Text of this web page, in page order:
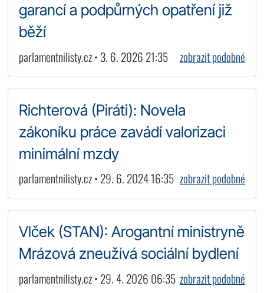
garancí a podpůrných opatření již
běží
parlamentnilisty.cz • 3. 6. 2026 21:35 zobrazit podobné
Richterová (Piráti): Novela
zákoníku práce zavádí valorizaci
minimální mzdy
parlamentnilisty.cz • 29. 6. 2024 16:35 zobrazit podobné
Vlček (STAN): Arogantní ministryně
Mrázová zneužívá sociální bydlení
parlamentnilisty.cz • 29. 4. 2026 06:35 zobrazit podobné